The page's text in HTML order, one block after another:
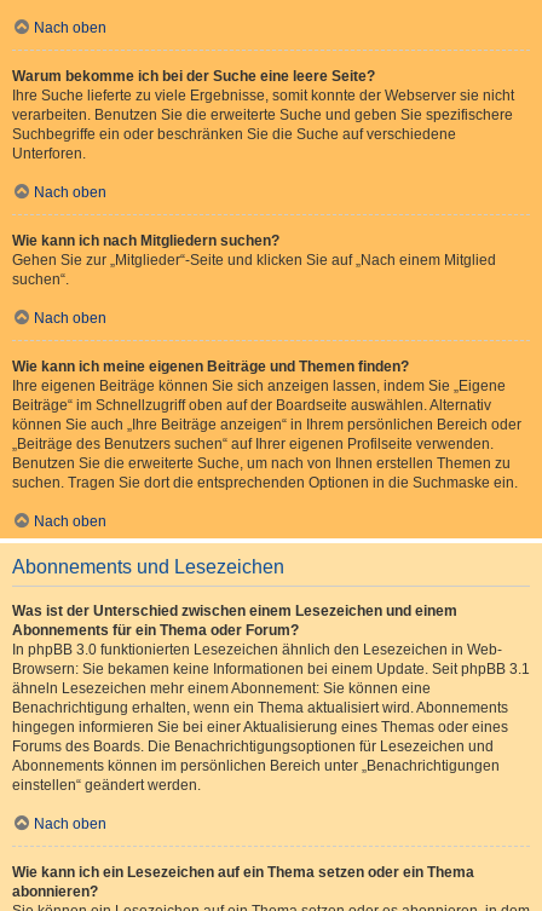
Nach oben
Warum bekomme ich bei der Suche eine leere Seite?
Ihre Suche lieferte zu viele Ergebnisse, somit konnte der Webserver sie nicht
verarbeiten. Benutzen Sie die erweiterte Suche und geben Sie spezifischere
Suchbegriffe ein oder beschränken Sie die Suche auf verschiedene
Unterforen.
Nach oben
Wie kann ich nach Mitgliedern suchen?
Gehen Sie zur „Mitglieder“-Seite und klicken Sie auf „Nach einem Mitglied
suchen“.
Nach oben
Wie kann ich meine eigenen Beiträge und Themen finden?
Ihre eigenen Beiträge können Sie sich anzeigen lassen, indem Sie „Eigene
Beiträge“ im Schnellzugriff oben auf der Boardseite auswählen. Alternativ
können Sie auch „Ihre Beiträge anzeigen“ in Ihrem persönlichen Bereich oder
„Beiträge des Benutzers suchen“ auf Ihrer eigenen Profilseite verwenden.
Benutzen Sie die erweiterte Suche, um nach von Ihnen erstellen Themen zu
suchen. Tragen Sie dort die entsprechenden Optionen in die Suchmaske ein.
Nach oben
Abonnements und Lesezeichen
Was ist der Unterschied zwischen einem Lesezeichen und einem
Abonnements für ein Thema oder Forum?
In phpBB 3.0 funktionierten Lesezeichen ähnlich den Lesezeichen in Web-
Browsern: Sie bekamen keine Informationen bei einem Update. Seit phpBB 3.1
ähneln Lesezeichen mehr einem Abonnement: Sie können eine
Benachrichtigung erhalten, wenn ein Thema aktualisiert wird. Abonnements
hingegen informieren Sie bei einer Aktualisierung eines Themas oder eines
Forums des Boards. Die Benachrichtigungsoptionen für Lesezeichen und
Abonnements können im persönlichen Bereich unter „Benachrichtigungen
einstellen“ geändert werden.
Nach oben
Wie kann ich ein Lesezeichen auf ein Thema setzen oder ein Thema
abonnieren?